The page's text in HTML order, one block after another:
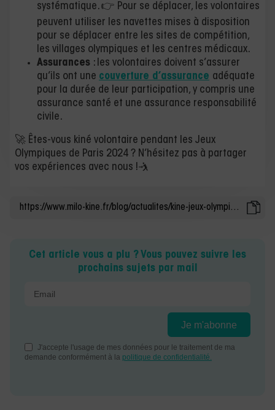
systématique​​. 👉 Pour se déplacer, les volontaires
peuvent utiliser les navettes mises à disposition
pour se déplacer entre les sites de compétition,
les villages olympiques et les centres médicaux.
Assurances : les volontaires doivent s’assurer
qu’ils ont une couverture d’assurance adéquate
pour la durée de leur participation, y compris une
assurance santé et une assurance responsabilité
civile.
🚀 Êtes-vous kiné volontaire pendant les Jeux
Olympiques de Paris 2024 ? N’hésitez pas à partager
vos expériences avec nous !🤺
Cet article vous a plu ? Vous pouvez suivre les
prochains sujets par mail